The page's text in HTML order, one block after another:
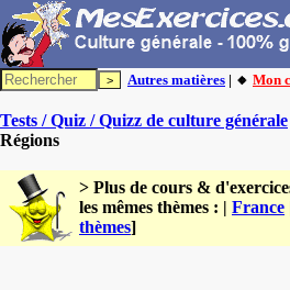
Autres matières | 🔸 Mon
Tests / Quiz / Quizz de culture générale
Régions
> Plus de cours &
les mêmes thèmes : | France
thèmes]